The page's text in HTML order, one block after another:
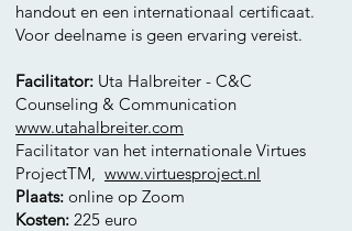
handout en een internationaal certificaat.
Voor deelname is geen ervaring vereist.
Facilitator: Uta Halbreiter - C&C
Counseling & Communication
www.utahalbreiter.com
Facilitator van het internationale Virtues
ProjectTM, www.virtuesproject.nl
Plaats: online op Zoom
Kosten: 225 euro